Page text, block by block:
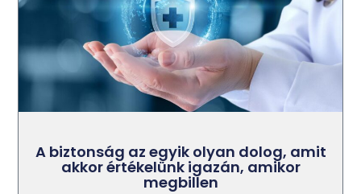
A biztonság az egyik olyan dolog, amit
akkor értékelünk igazán, amikor
megbillen